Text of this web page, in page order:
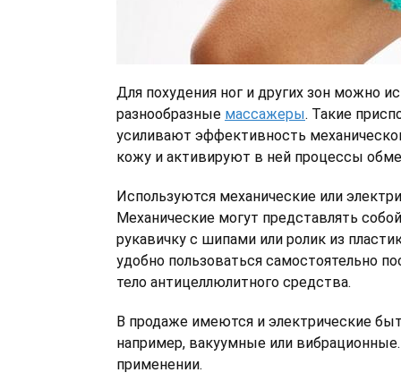
Для похудения ног и других зон можно
разнообразные массажеры. Такие
усиливают эффективность
кожу и активируют в ней процессы
Используются механические или
Механические могут представлять
рукавичку с шипами или ролик из
удобно пользоваться самостоятельно
тело антицеллюлитного средства.
В продаже имеются и электрические
например, вакуумные или
применении.